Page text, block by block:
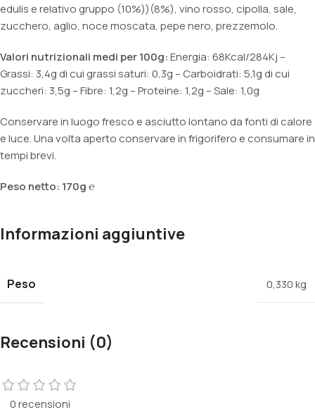
edulis e relativo gruppo (10%))(8%), vino rosso, cipolla, sale,
zucchero, aglio, noce moscata, pepe nero, prezzemolo.
Valori nutrizionali medi per 100g:Energia: 68Kcal/284Kj –
Grassi: 3,4g di cui grassi saturi: 0,3g – Carboidrati: 5,1g di cui
zuccheri: 3,5g – Fibre: 1,2g – Proteine: 1,2g – Sale: 1,0g
Conservare in luogo fresco e asciutto lontano da fonti di calore
e luce. Una volta aperto conservare in frigorifero e consumare in
tempi brevi.
Peso netto: 170g ℮
Informazioni aggiuntive
Peso 0,330 kg
Recensioni (0)
0 recensioni